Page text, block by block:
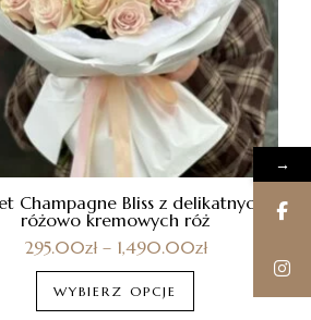
Champagne Bliss z delikatnych
różowo kremowych róż
295.00zł– 1,490.00zł
WYBIERZ OPCJE
→